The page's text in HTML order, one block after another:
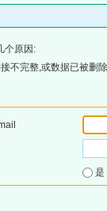
个原因:
不完整,或数据已被删